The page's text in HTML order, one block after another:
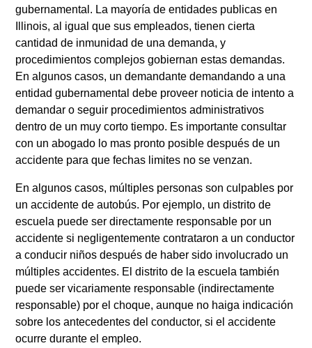
gubernamental. La mayoría de entidades publicas en
Illinois, al igual que sus empleados, tienen cierta
cantidad de inmunidad de una demanda, y
procedimientos complejos gobiernan estas demandas.
En algunos casos, un demandante demandando a una
entidad gubernamental debe proveer noticia de intento a
demandar o seguir procedimientos administrativos
dentro de un muy corto tiempo. Es importante consultar
con un abogado lo mas pronto posible después de un
accidente para que fechas limites no se venzan.
En algunos casos, múltiples personas son culpables por
un accidente de autobús. Por ejemplo, un distrito de
escuela puede ser directamente responsable por un
accidente si negligentemente contrataron a un conductor
a conducir niños después de haber sido involucrado un
múltiples accidentes. El distrito de la escuela también
puede ser vicariamente responsable (indirectamente
responsable) por el choque, aunque no haiga indicación
sobre los antecedentes del conductor, si el accidente
ocurre durante el empleo.